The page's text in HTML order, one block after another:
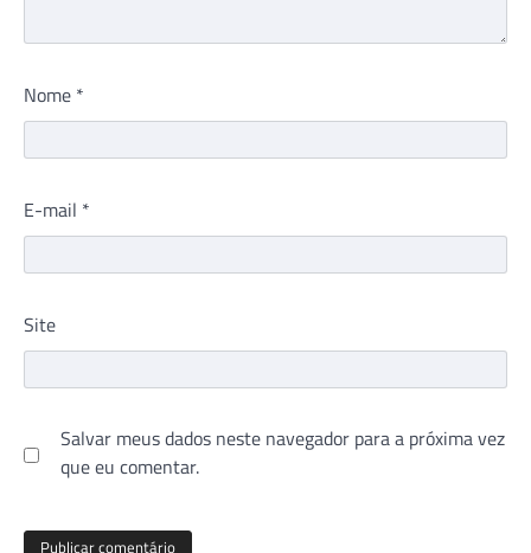
Nome *
E-mail *
Site
Salvar meus dados neste navegador para a próxima vez
que eu comentar.